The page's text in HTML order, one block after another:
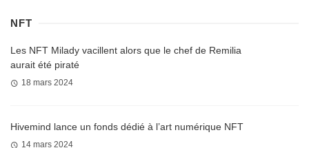
NFT
Les NFT Milady vacillent alors que le chef de Remilia
aurait été piraté
18 mars 2024
Hivemind lance un fonds dédié à l’art numérique NFT
14 mars 2024